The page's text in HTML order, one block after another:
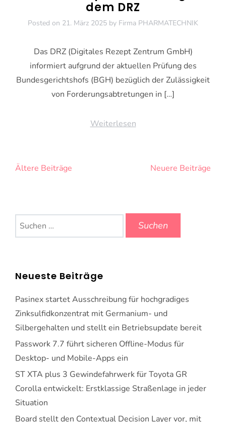
dem DRZ
Posted on 21. März 2025 by Firma PHARMATECHNIK
Das DRZ (Digitales Rezept Zentrum GmbH)
informiert aufgrund der aktuellen Prüfung des
Bundesgerichtshofs (BGH) bezüglich der Zulässigkeit
von Forderungsabtretungen in […]
Weiterlesen
Beitragsnavigation
Ältere Beiträge Neuere Beiträge
Suchen
nach:
Neueste Beiträge
Pasinex startet Ausschreibung für hochgradiges
Zinksulfidkonzentrat mit Germanium- und
Silbergehalten und stellt ein Betriebsupdate bereit
Passwork 7.7 führt sicheren Offline-Modus für
Desktop- und Mobile-Apps ein
ST XTA plus 3 Gewindefahrwerk für Toyota GR
Corolla entwickelt: Erstklassige Straßenlage in jeder
Situation
Board stellt den Contextual Decision Layer vor, mit